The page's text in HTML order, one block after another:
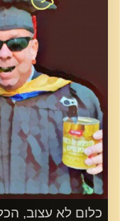
כלום לא עצוב,